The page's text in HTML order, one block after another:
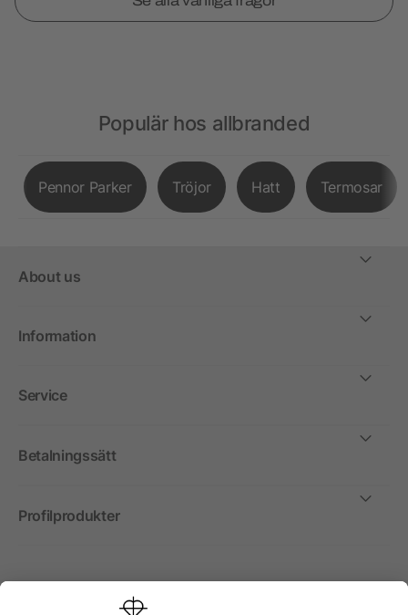
Populär hos allbranded
Pennor Parker Tröjor Hatt Termosar
About us
Information
Service
Betalningssätt
Profilprodukter
Internationellt